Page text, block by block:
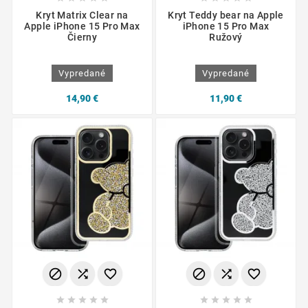
Kryt Matrix Clear na
Apple iPhone 15 Pro Max
Čierny
Vypredané
14,90 €
Kryt Teddy bear na Apple
iPhone 15 Pro Max
Ružový
Vypredané
11,90 €
  
    
  
    